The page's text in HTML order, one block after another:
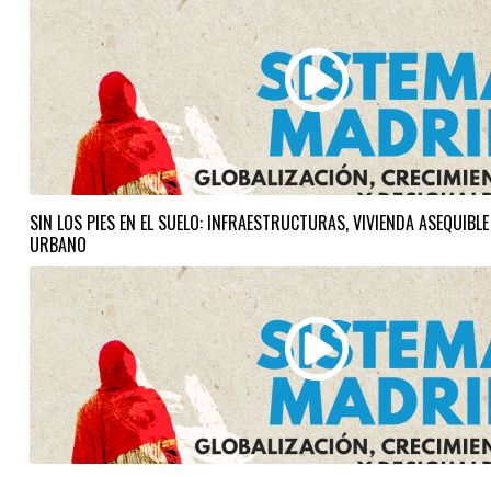
SIN LOS PIES EN EL SUELO: INFRAESTRUCTURAS, VIVIENDA
URBANO